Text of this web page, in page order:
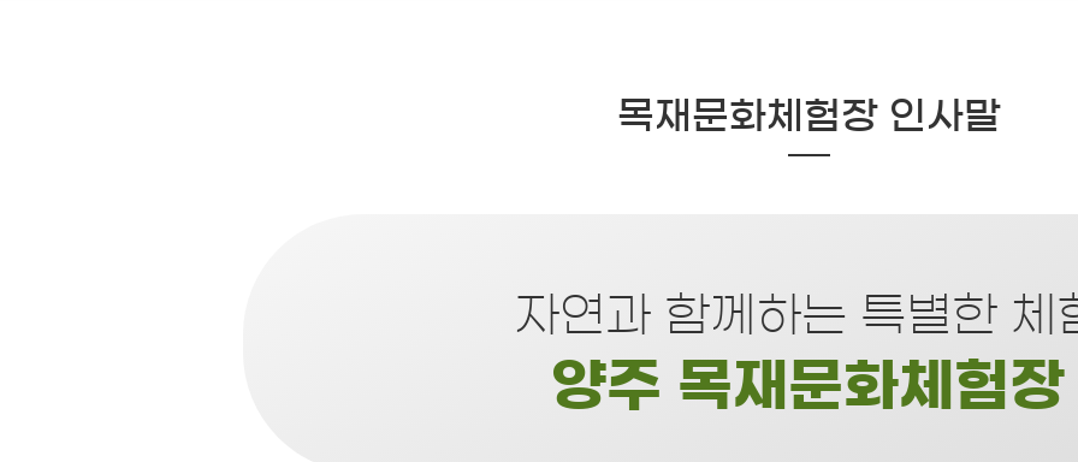
목재문화체험장 인사말
자연과 함께하는 특별한 체
양주 목재문화체험장